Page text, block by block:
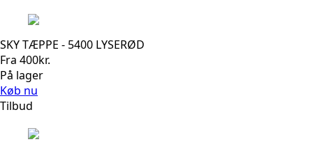
SKY TÆPPE - 5400 LYSERØD
Fra 400kr.
På lager
Køb nu
Tilbud